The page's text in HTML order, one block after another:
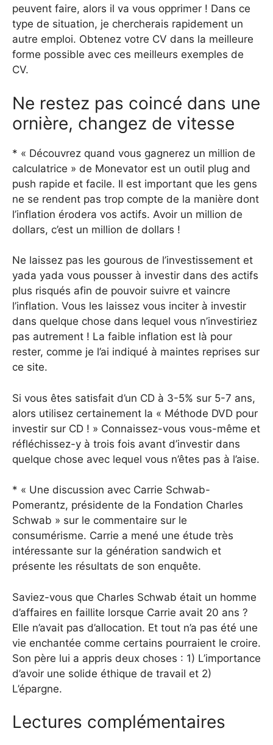
peuvent faire, alors il va vous opprimer ! Dans ce
type de situation, je chercherais rapidement un
autre emploi. Obtenez votre CV dans la meilleure
forme possible avec ces meilleurs exemples de
CV.
Ne restez pas coincé dans une
ornière, changez de vitesse
* « Découvrez quand vous gagnerez un million de
calculatrice » de Monevator est un outil plug and
push rapide et facile. Il est important que les gens
ne se rendent pas trop compte de la manière dont
l’inflation érodera vos actifs. Avoir un million de
dollars, c’est un million de dollars !
Ne laissez pas les gourous de l’investissement et
yada yada vous pousser à investir dans des actifs
plus risqués afin de pouvoir suivre et vaincre
l’inflation. Vous les laissez vous inciter à investir
dans quelque chose dans lequel vous n’investiriez
pas autrement ! La faible inflation est là pour
rester, comme je l’ai indiqué à maintes reprises sur
ce site.
Si vous êtes satisfait d’un CD à 3-5% sur 5-7 ans,
alors utilisez certainement la « Méthode DVD pour
investir sur CD ! » Connaissez-vous vous-même et
réfléchissez-y à trois fois avant d’investir dans
quelque chose avec lequel vous n’êtes pas à l’aise.
* « Une discussion avec Carrie Schwab-
Pomerantz, présidente de la Fondation Charles
Schwab » sur le commentaire sur le
consumérisme. Carrie a mené une étude très
intéressante sur la génération sandwich et
présente les résultats de son enquête.
Saviez-vous que Charles Schwab était un homme
d’affaires en faillite lorsque Carrie avait 20 ans ?
Elle n’avait pas d’allocation. Et tout n’a pas été une
vie enchantée comme certains pourraient le croire.
Son père lui a appris deux choses : 1) L’importance
d’avoir une solide éthique de travail et 2)
L’épargne.
Lectures complémentaires